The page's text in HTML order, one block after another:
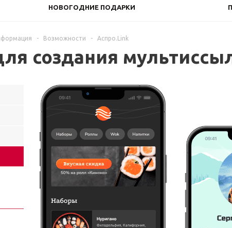
НОВОГОДНИЕ ПОДАРКИ
- Возможности - Аспро.Link
создания